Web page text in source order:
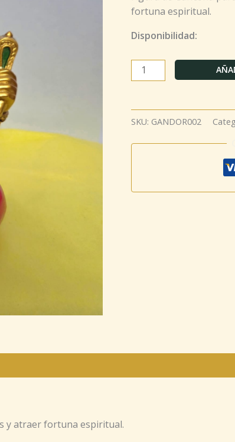
fortuna espiritual.
Disponibilidad:
SKU: GANDOR002
y atraer fortuna espiritual.